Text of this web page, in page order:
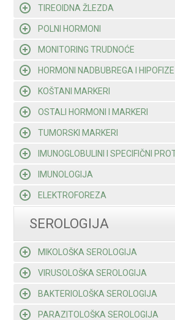
TIREOIDNA ŽLEZDA
POLNI HORMONI
MONITORING TRUDNOĆE
HORMONI NADBUBREGA I HIPOFIZE
KOŠTANI MARKERI
OSTALI HORMONI I MARKERI
TUMORSKI MARKERI
IMUNOGLOBULINI I SPECIFIČNI
IMUNOLOGIJA
ELEKTROFOREZA
SEROLOGIJA
MIKOLOŠKA SEROLOGIJA
VIRUSOLOŠKA SEROLOGIJA
BAKTERIOLOŠKA SEROLOGIJA
PARAZITOLOŠKA SEROLOGIJA